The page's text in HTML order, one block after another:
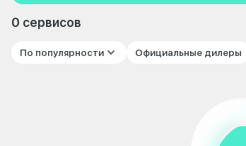
0 сервисов
По популярности Официальные дилеры